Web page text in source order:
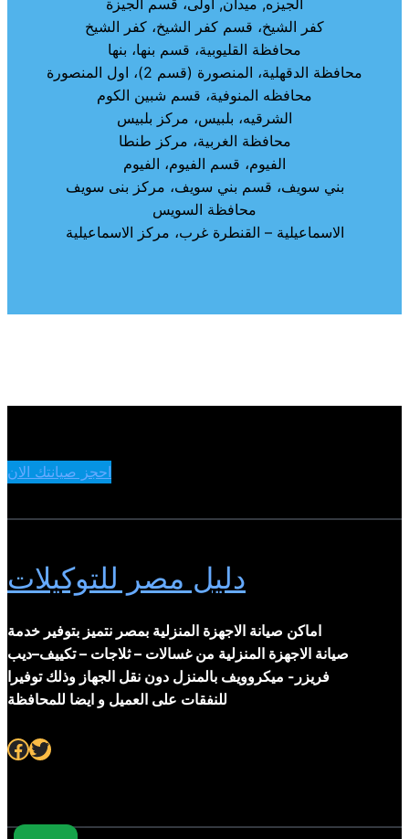
كفر الشيخ، قسم كفر الشيخ، كفر الشيخ
محافظة القليوبية، قسم بنها، بنها
محافظة الدقهلية، المنصورة (قسم 2)، اول المنصورة
محافظه المنوفية، قسم شبين الكوم
الشرقيه، بلبيس، مركز بلبيس
محافظة الغربية، مركز طنطا
الفيوم، قسم الفيوم، الفيوم
بني سويف، قسم بني سويف، مركز بنى سويف
محافظة السويس
الاسماعيلية – القنطرة غرب، مركز الاسماعيلية
احجز صيانتك الان
دليل مصر للتوكيلات
اماكن صيانة الاجهزة المنزلية بمصر نتميز بتوفير خدمة
صيانة الاجهزة المنزلية من غسالات – ثلاجات – تكييف–ديب
فريزر- ميكروويف بالمنزل دون نقل الجهاز وذلك توفيرا
للنفقات على العميل و ايضا للمحافظة
Facebook Twitter